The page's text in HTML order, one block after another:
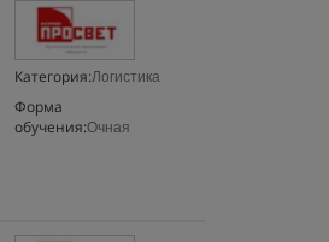
Категория:Логистика
Форма
обучения:Очная